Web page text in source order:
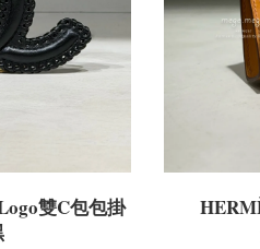
雙C包包掛